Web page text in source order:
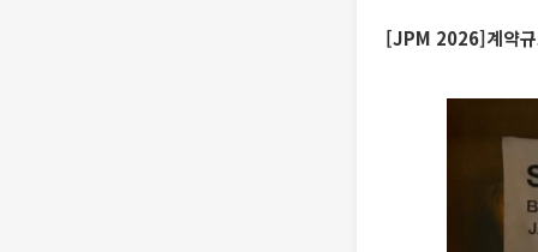
[JPM 2026]계약규